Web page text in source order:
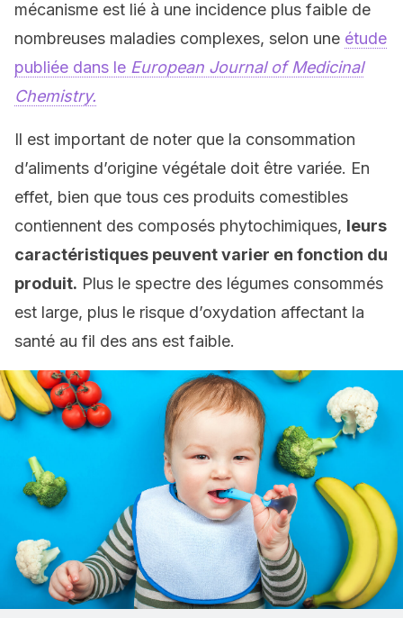
mécanisme est lié à une incidence plus faible de
nombreuses maladies complexes, selon une étude
publiée dans le European Journal of Medicinal
Chemistry.
Il est important de noter que la consommation
d’aliments d’origine végétale doit être variée. En
effet, bien que tous ces produits comestibles
contiennent des composés phytochimiques, leurs
caractéristiques peuvent varier en fonction du
produit. Plus le spectre des légumes consommés
est large, plus le risque d’oxydation affectant la
santé au fil des ans est faible.